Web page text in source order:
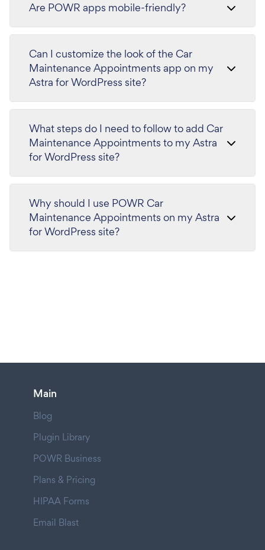
Are POWR apps mobile-friendly?
Can I customize the look of the Car
Maintenance Appointments app on my
Astra for WordPress site?
What steps do I need to follow to add Car
Maintenance Appointments to my Astra
for WordPress site?
Why should I use POWR Car
Maintenance Appointments on my Astra
for WordPress site?
Main
Blog
Plugin Library
POWR Business
Plans & Pricing
HIPAA Forms
Email Blast